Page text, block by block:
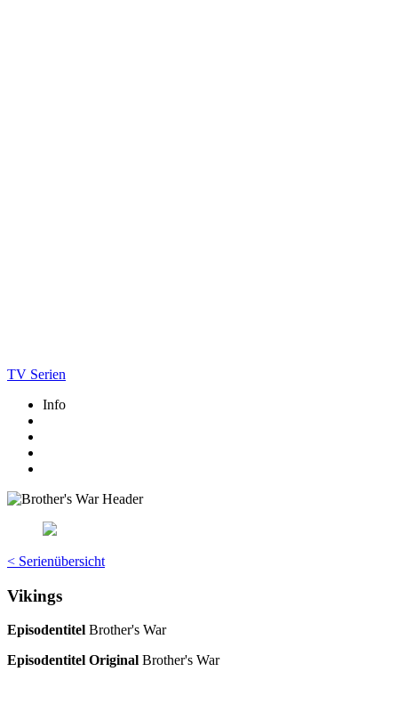
TV Serien
Info
< Serienübersicht
Vikings
Episodentitel Brother's War
Episodentitel Original Brother's War